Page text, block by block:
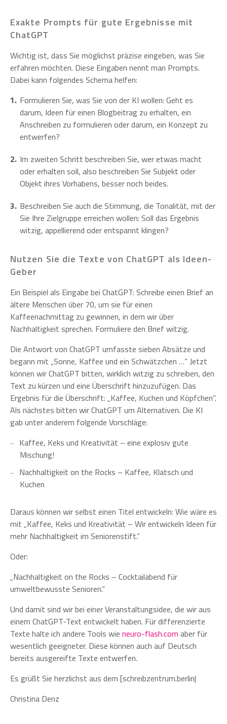
Exakte Prompts für gute Ergebnisse mit
ChatGPT
Wichtig ist, dass Sie möglichst präzise eingeben, was Sie
erfahren möchten. Diese Eingaben nennt man Prompts.
Dabei kann folgendes Schema helfen:
Formulieren Sie, was Sie von der KI wollen: Geht es
darum, Ideen für einen Blogbeitrag zu erhalten, ein
Anschreiben zu formulieren oder darum, ein Konzept zu
entwerfen?
Im zweiten Schritt beschreiben Sie, wer etwas macht
oder erhalten soll, also beschreiben Sie Subjekt oder
Objekt ihres Vorhabens, besser noch beides.
Beschreiben Sie auch die Stimmung, die Tonalität, mit der
Sie Ihre Zielgruppe erreichen wollen: Soll das Ergebnis
witzig, appellierend oder entspannt klingen?
Nutzen Sie die Texte von ChatGPT als Ideen-
Geber
Ein Beispiel als Eingabe bei ChatGPT: Schreibe einen Brief an
ältere Menschen über 70, um sie für einen
Kaffeenachmittag zu gewinnen, in dem wir über
Nachhaltigkeit sprechen. Formuliere den Brief witzig.
Die Antwort von ChatGPT umfasste sieben Absätze und
begann mit „Sonne, Kaffee und ein Schwätzchen …“ Jetzt
können wir ChatGPT bitten, wirklich witzig zu schreiben, den
Text zu kürzen und eine Überschrift hinzuzufügen. Das
Ergebnis für die Überschrift: „Kaffee, Kuchen und Köpfchen“.
Als nächstes bitten wir ChatGPT um Alternativen. Die KI
gab unter anderem folgende Vorschläge:
Kaffee, Keks und Kreativität – eine explosiv gute
Mischung!
Nachhaltigkeit on the Rocks – Kaffee, Klatsch und
Kuchen
Daraus können wir selbst einen Titel entwickeln: Wie wäre es
mit „Kaffee, Keks und Kreativität – Wir entwickeln Ideen für
mehr Nachhaltigkeit im Seniorenstift.“
Oder:
„Nachhaltigkeit on the Rocks – Cocktailabend für
umweltbewusste Senioren.“
Und damit sind wir bei einer Veranstaltungsidee, die wir aus
einem ChatGPT-Text entwickelt haben. Für differenzierte
Texte halte ich andere Tools wie neuro-flash.com aber für
wesentlich geeigneter. Diese können auch auf Deutsch
bereits ausgereifte Texte entwerfen.
Es grüßt Sie herzlichst aus dem [schreibzentrum.berlin|
Christina Denz